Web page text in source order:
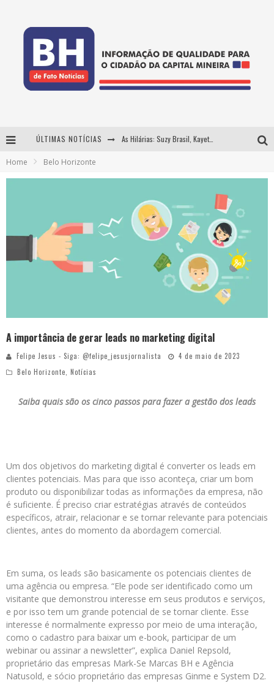
ÚLTIMAS NOTÍCIAS As Hilárias: Suzy Brasil, Kayete e Karoline Absinto retornam a Belo Horizonte para apresentação única no Teatro Sesiminas
Hot Wheels Monster Trucks Live™ confirma Belo Horizonte na turnê América do Sul 2027
Home Belo Horizonte
A importância de gerar leads no marketing digital
Felipe Jesus - Siga: @felipe_jesusjornalista
4 de maio de 2023
Belo Horizonte, Notícias
Saiba quais são os cinco passos para fazer a gestão dos leads
Um dos objetivos do marketing digital é converter os leads em
clientes potenciais. Mas para que isso aconteça, criar um bom
produto ou disponibilizar todas as informações da empresa, não
é suficiente. É preciso criar estratégias através de conteúdos
específicos, atrair, relacionar e se tornar relevante para potenciais
clientes, antes do momento da abordagem comercial.
Em suma, os leads são basicamente os potenciais clientes de
uma agência ou empresa. “Ele pode ser identificado como um
visitante que demonstrou interesse em seus produtos e serviços,
e por isso tem um grande potencial de se tornar cliente. Esse
interesse é normalmente expresso por meio de uma interação,
como o cadastro para baixar um e-book, participar de um
webinar ou assinar a newsletter”, explica Daniel Repsold,
proprietário das empresas Mark-Se Marcas BH e Agência
Natusold, e sócio proprietário das empresas Ginme e System D2.